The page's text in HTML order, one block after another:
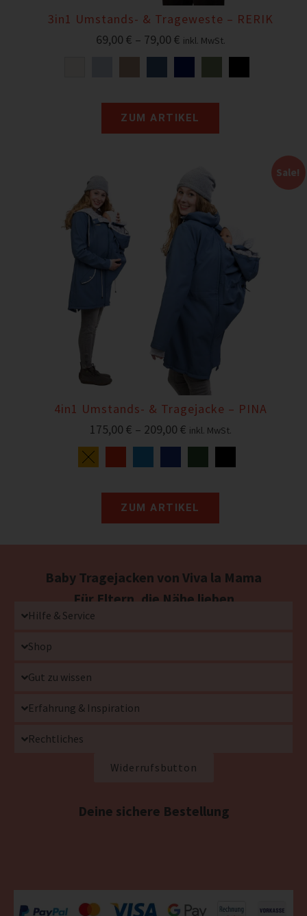
3in1 Umstands- & Trageweste – RERIK
69,00 € – 79,00 € inkl. MwSt.
ZUM ARTIKEL
Sale!
4in1 Umstands- & Tragejacke – PINA
175,00 € – 209,00 € inkl. MwSt.
ZUM ARTIKEL
Baby Tragejacken von Viva la Mama
Für Eltern, die Nähe lieben
Hilfe & Service
Shop
Gut zu wissen
Erfahrung & Inspiration
Rechtliches
Widerrufsbutton
Deine sichere Bestellung